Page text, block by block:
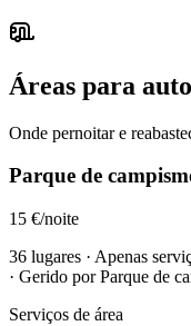
Áreas para
Onde pernoitar e
Parque de
15 €/noite
36 lugares · Apenas
· Gerido por Parque de
Serviços de área